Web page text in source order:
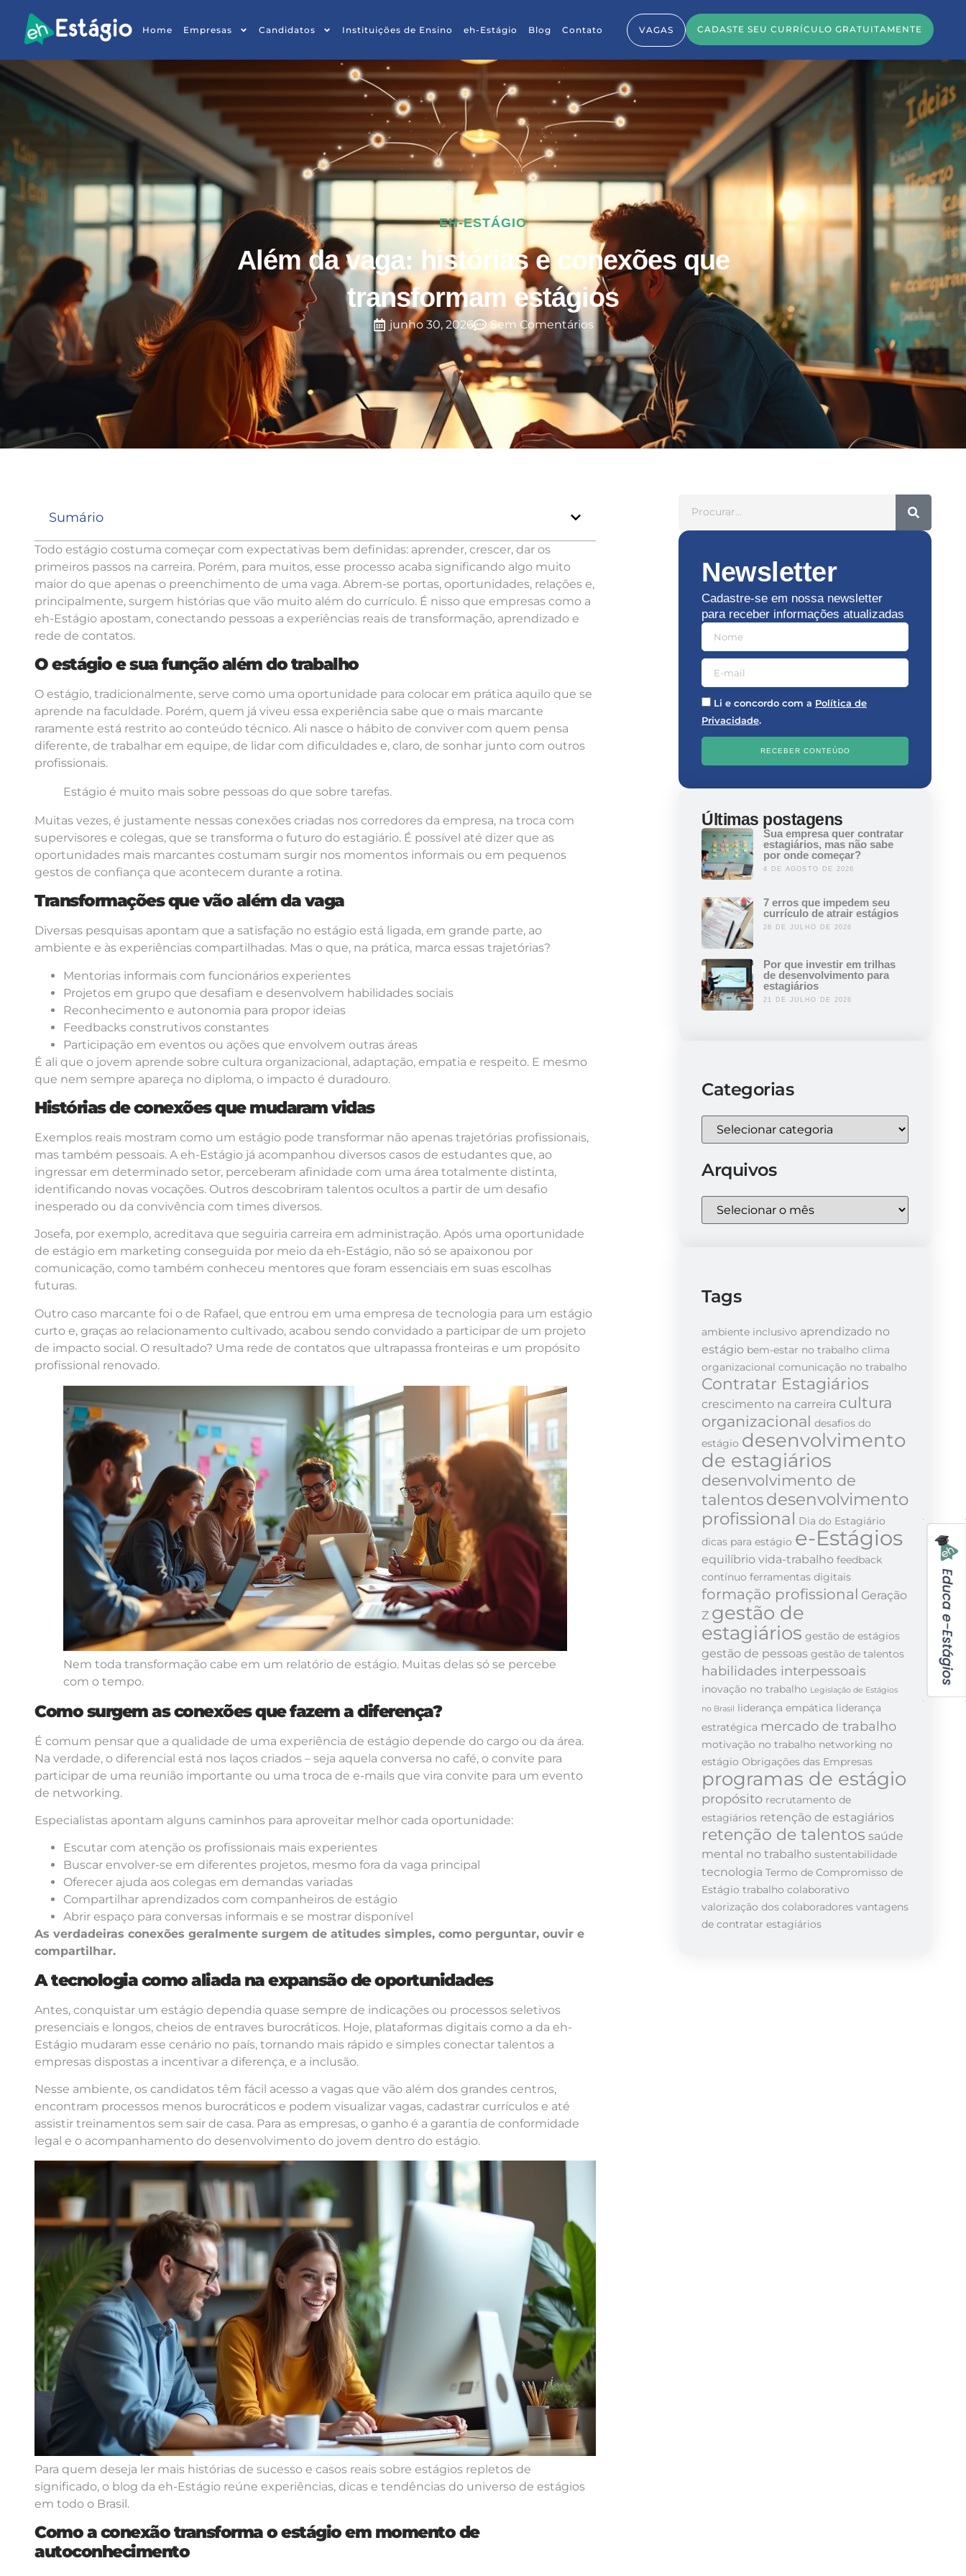
Home Empresas Candidatos Instituições de Ensino eh-Estágio Blog Contato CADASTE SEU CURRÍCULO GRATUITAMENTE
VAGAS
EH-ESTÁGIO
Além da vaga: histórias e conexões que
transformam estágios
junho 30, 2026 Sem Comentários
Sumário
Todo estágio costuma começar com expectativas bem definidas: aprender, crescer, dar os
primeiros passos na carreira. Porém, para muitos, esse processo acaba significando algo muito
maior do que apenas o preenchimento de uma vaga. Abrem-se portas, oportunidades, relações e,
principalmente, surgem histórias que vão muito além do currículo. É nisso que empresas como a
eh-Estágio apostam, conectando pessoas a experiências reais de transformação, aprendizado e
rede de contatos.
O estágio e sua função além do trabalho
O estágio, tradicionalmente, serve como uma oportunidade para colocar em prática aquilo que se
aprende na faculdade. Porém, quem já viveu essa experiência sabe que o mais marcante
raramente está restrito ao conteúdo técnico. Ali nasce o hábito de conviver com quem pensa
diferente, de trabalhar em equipe, de lidar com dificuldades e, claro, de sonhar junto com outros
profissionais.
Estágio é muito mais sobre pessoas do que sobre tarefas.
Muitas vezes, é justamente nessas conexões criadas nos corredores da empresa, na troca com
supervisores e colegas, que se transforma o futuro do estagiário. É possível até dizer que as
oportunidades mais marcantes costumam surgir nos momentos informais ou em pequenos
gestos de confiança que acontecem durante a rotina.
Transformações que vão além da vaga
Diversas pesquisas apontam que a satisfação no estágio está ligada, em grande parte, ao
ambiente e às experiências compartilhadas. Mas o que, na prática, marca essas trajetórias?
Mentorias informais com funcionários experientes
Projetos em grupo que desafiam e desenvolvem habilidades sociais
Reconhecimento e autonomia para propor ideias
Feedbacks construtivos constantes
Participação em eventos ou ações que envolvem outras áreas
É ali que o jovem aprende sobre cultura organizacional, adaptação, empatia e respeito. E mesmo
que nem sempre apareça no diploma, o impacto é duradouro.
Histórias de conexões que mudaram vidas
Exemplos reais mostram como um estágio pode transformar não apenas trajetórias profissionais,
mas também pessoais. A eh-Estágio já acompanhou diversos casos de estudantes que, ao
ingressar em determinado setor, perceberam afinidade com uma área totalmente distinta,
identificando novas vocações. Outros descobriram talentos ocultos a partir de um desafio
inesperado ou da convivência com times diversos.
Josefa, por exemplo, acreditava que seguiria carreira em administração. Após uma oportunidade
de estágio em marketing conseguida por meio da eh-Estágio, não só se apaixonou por
comunicação, como também conheceu mentores que foram essenciais em suas escolhas
futuras.
Outro caso marcante foi o de Rafael, que entrou em uma empresa de tecnologia para um estágio
curto e, graças ao relacionamento cultivado, acabou sendo convidado a participar de um projeto
de impacto social. O resultado? Uma rede de contatos que ultrapassa fronteiras e um propósito
profissional renovado.
Nem toda transformação cabe em um relatório de estágio. Muitas delas só se percebe
com o tempo.
Como surgem as conexões que fazem a diferença?
É comum pensar que a qualidade de uma experiência de estágio depende do cargo ou da área.
Na verdade, o diferencial está nos laços criados – seja aquela conversa no café, o convite para
participar de uma reunião importante ou uma troca de e-mails que vira convite para um evento
de networking.
Especialistas apontam alguns caminhos para aproveitar melhor cada oportunidade:
Escutar com atenção os profissionais mais experientes
Buscar envolver-se em diferentes projetos, mesmo fora da vaga principal
Oferecer ajuda aos colegas em demandas variadas
Compartilhar aprendizados com companheiros de estágio
Abrir espaço para conversas informais e se mostrar disponível
As verdadeiras conexões geralmente surgem de atitudes simples, como perguntar, ouvir e
compartilhar.
A tecnologia como aliada na expansão de oportunidades
Antes, conquistar um estágio dependia quase sempre de indicações ou processos seletivos
presenciais e longos, cheios de entraves burocráticos. Hoje, plataformas digitais como a da eh-
Estágio mudaram esse cenário no país, tornando mais rápido e simples conectar talentos a
empresas dispostas a incentivar a diferença, e a inclusão.
Nesse ambiente, os candidatos têm fácil acesso a vagas que vão além dos grandes centros,
encontram processos menos burocráticos e podem visualizar vagas, cadastrar currículos e até
assistir treinamentos sem sair de casa. Para as empresas, o ganho é a garantia de conformidade
legal e o acompanhamento do desenvolvimento do jovem dentro do estágio.
Para quem deseja ler mais histórias de sucesso e casos reais sobre estágios repletos de
significado, o blog da eh-Estágio reúne experiências, dicas e tendências do universo de estágios
em todo o Brasil.
Como a conexão transforma o estágio em momento de
autoconhecimento
Newsletter
Cadastre-se em nossa newsletter
para receber informações atualizadas
Li e concordo com a Política de
Privacidade.
RECEBER CONTEÚDO
Últimas postagens
Sua empresa quer contratar
estagiários, mas não sabe
por onde começar?
4 DE AGOSTO DE 2026
7 erros que impedem seu
currículo de atrair estágios
28 DE JULHO DE 2026
Por que investir em trilhas
de desenvolvimento para
estagiários
21 DE JULHO DE 2026
Categorias
Arquivos
Tags
ambiente inclusivo aprendizado no
estágio bem-estar no trabalho clima
organizacional comunicação no trabalho
Contratar Estagiários
crescimento na carreira cultura
organizacional desafios do
estágio desenvolvimento
de estagiários
desenvolvimento de
talentos desenvolvimento
profissional Dia do Estagiário
dicas para estágio e-Estágios
equilíbrio vida-trabalho feedback
contínuo ferramentas digitais
formação profissional Geração
Z gestão de
estagiários gestão de estágios
gestão de pessoas gestão de talentos
habilidades interpessoais
inovação no trabalho Legislação de Estágios
no Brasil liderança empática liderança
estratégica mercado de trabalho
motivação no trabalho networking no
estágio Obrigações das Empresas
programas de estágio
propósito recrutamento de
estagiários retenção de estagiários
retenção de talentos saúde
mental no trabalho sustentabilidade
tecnologia Termo de Compromisso de
Estágio trabalho colaborativo
valorização dos colaboradores vantagens
de contratar estagiários